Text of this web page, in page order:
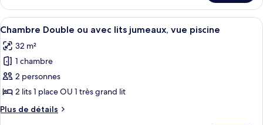
ou
avec
lits
jumeaux,
vue
jardin
le
type
de
Chambre
Double
avec
lits
vue
Afficher
toutes
les
photos
pour
ce
type
de
Une chambre d’hôtel avec deux lits,
2
Chambre Double ou avec lits jumeaux, vue piscine
32 m²
1 chambre
2 personnes
2 lits 1 place OU 1 très grand lit
Plus de détails
Plus